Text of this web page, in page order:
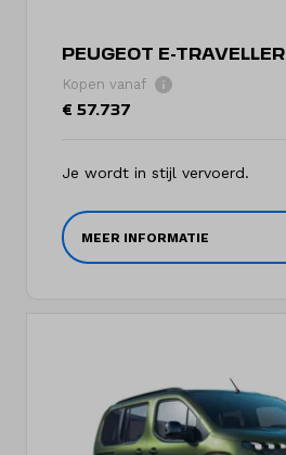
PEUGEOT E-TRAVELLER
Kopen vanaf
€ 57.737
Je wordt in stijl vervoerd.
MEER INFORMATIE